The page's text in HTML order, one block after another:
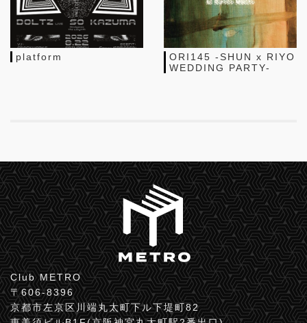
platform
ORI145 -SHUN x RIYO
WEDDING PARTY-
Club METRO
〒606-8396
京都市左京区川端丸太町下ル下堤町82